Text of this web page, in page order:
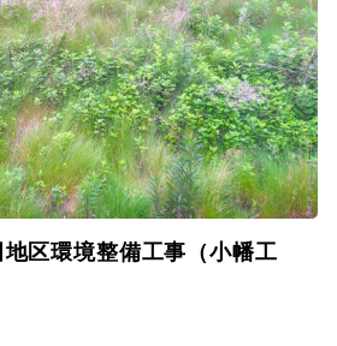
区環境整備工事（小幡工